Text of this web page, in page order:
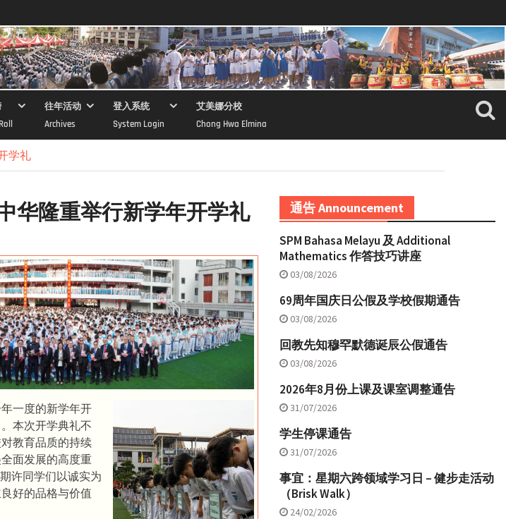
往年活动
Archives
登入系统
System Login
艾美娜分校
Chong Hwa Elmina
学礼
隆重举行新学年开学礼
一度的新学年开
本次开学典礼不
教育品质的持续
面发展的高度重
许同学们以诚实为
好的品格与价值
通告 Announcement
SPM Bahasa Melayu 及 Additional
Mathematics 作答技巧讲座
03/08/2026
69周年国庆日公假及学校假期通告
03/08/2026
回教先知穆罕默德诞辰公假通告
03/08/2026
2026年8月份上课及课室调整通告
31/07/2026
学生停课通告
31/07/2026
事宜：星期六跨领域学习日 – 健步走活动
（Brisk Walk）
24/02/2026